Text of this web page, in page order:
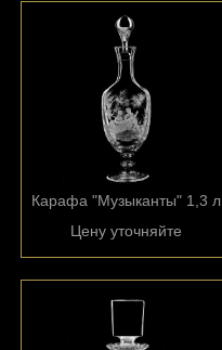
Карафа "Музыканты" 1,3 л
Цену уточняйте